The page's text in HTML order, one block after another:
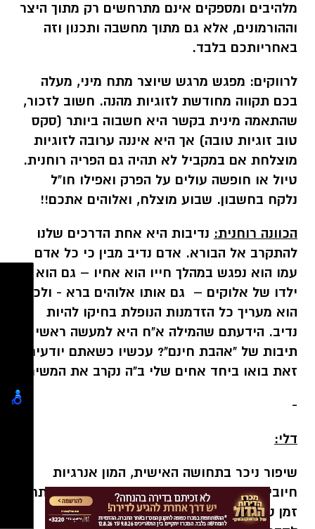
מלהיבים ומספקים אינם מתרחשים רק מתוך היצר
וההורמונים, אלא גם מתוך מחשבה ותכנון וזה
באחריותכם בלבד.
לרווקים: מפגש מרגש שיוצר מתח מיני, מעלה
בכם תקווה מחודשת לזוגיות מהנה. חשוב לזכור,
שהתאמה מינית בקשר היא חשבוה ביותר (סקס
טוב זוגיות טובה) אך היא איננה ערובה לזוגיות
מוצלחת אם במקביל לא תהיה גם הפריה רוחנית.
טיול או חופשה עולים על הפרק ואפילו חו"ל
נלקח בחשבון. שבוע מוצלח, ואלוהים אתכם!!
הכוונה רוחנית: נדיבות היא אחת הדרכים שלנו
להתקרב אל הבורא. אדם נדיב מבין כי כל אדם
עמו הוא נפגש במהלך חייו הוא אחיו – גם הוא
ילדו של אלוקים – גם אותו אלוהים ברא - ולכן,
הוא מעריך כל הזדמנות הנופלת בחיקו להיות
נדיב. הידעתם שהמילה א"ח היא למעשה ראשי
תיבות של "אהבת חינם"? עכשיו כשאתם יודעים
זאת בואו ביחד אחים שלי ב"ה נקרב את המשיח .
-
דלי:
שיפור ניכר בתחושה האישית, המון אנרגיות
חיוביות מציפות אתכם ושבוע חיובי ניצב בפתח.
זמן טוב להתחיל ולהזיז דברים שחשוב לכם